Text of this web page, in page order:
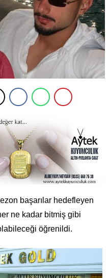
başarılar hedefleyen
ne kadar bitmiş gibi
öğrenildi.